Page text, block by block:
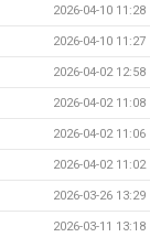
2026-04-10 11:28
2026-04-10 11:27
2026-04-02 12:58
2026-04-02 11:08
2026-04-02 11:06
2026-04-02 11:02
2026-03-26 13:29
2026-03-11 13:18